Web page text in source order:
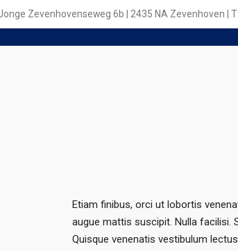
Zevenhovenseweg 6b | 2435 NA Zevenhoven | T:
Etiam finibus, orci ut lobortis
augue mattis suscipit. Nulla facilisi.
Quisque venenatis vestibulum